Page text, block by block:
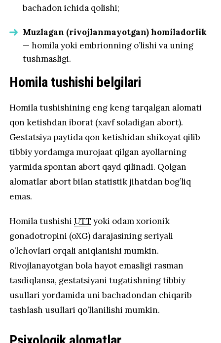
bachadon ichida qolishi;
Muzlagan (rivojlanmayotgan) homiladorlik
— homila yoki embrionning o’lishi va uning
tushmasligi.
Homila tushishi belgilari
Homila tushishining eng keng tarqalgan alomati
qon ketishdan iborat (xavf soladigan abort).
Gestatsiya paytida qon ketishidan shikoyat qilib
tibbiy yordamga murojaat qilgan ayollarning
yarmida spontan abort qayd qilinadi. Qolgan
alomatlar abort bilan statistik jihatdan bog’liq
emas.
Homila tushishiUTT yoki odam xorionik
gonadotropini (oXG) darajasining seriyali
o’lchovlari orqali aniqlanishi mumkin.
Rivojlanayotgan bola hayot emasligi rasman
tasdiqlansa, gestatsiyani tugatishning tibbiy
usullari yordamida uni bachadondan chiqarib
tashlash usullari qo’llanilishi mumkin.